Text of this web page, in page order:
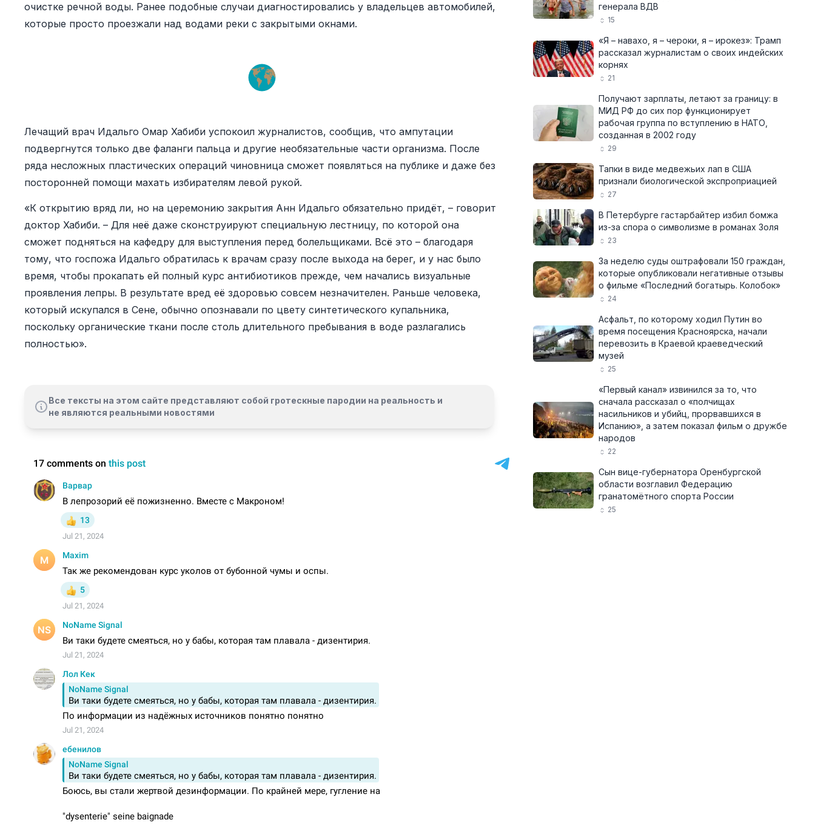
очистке речной воды. Ранее подобные случаи диагностировались у владельцев автомобилей,
которые просто проезжали над водами реки с закрытыми окнами.
Лечащий врач Идальго Омар Хабиби успокоил журналистов, сообщив, что ампутации
подвергнутся только две фаланги пальца и другие необязательные части организма. После
ряда несложных пластических операций чиновница сможет появляться на публике и даже без
посторонней помощи махать избирателям левой рукой.
«К открытию вряд ли, но на церемонию закрытия Анн Идальго обязательно придёт, – говорит
доктор Хабиби. – Для неё даже сконструируют специальную лестницу, по которой она
сможет подняться на кафедру для выступления перед болельщиками. Всё это – благодаря
тому, что госпожа Идальго обратилась к врачам сразу после выхода на берег, и у нас было
время, чтобы прокапать ей полный курс антибиотиков прежде, чем начались визуальные
проявления лепры. В результате вред её здоровью совсем незначителен. Раньше человека,
который искупался в Сене, обычно опознавали по цвету синтетического купальника,
поскольку органические ткани после столь длительного пребывания в воде разлагались
полностью».
Все тексты на этом сайте представляют собой гротескные пародии на реальность и
не являются реальными новостями
генерала ВДВ
15
«Я – навахо, я – чероки, я – ирокез»: Трамп
рассказал журналистам о своих индейских
корнях
21
Получают зарплаты, летают за границу: в
МИД РФ до сих пор функционирует
рабочая группа по вступлению в НАТО,
созданная в 2002 году
29
Тапки в виде медвежьих лап в США
признали биологической экспроприацией
27
В Петербурге гастарбайтер избил бомжа
из-за спора о символизме в романах Золя
23
За неделю суды оштрафовали 150 граждан,
которые опубликовали негативные отзывы
о фильме «Последний богатырь. Колобок»
24
Асфальт, по которому ходил Путин во
время посещения Красноярска, начали
перевозить в Краевой краеведческий
музей
25
«Первый канал» извинился за то, что
сначала рассказал о «полчищах
насильников и убийц, прорвавшихся в
Испанию», а затем показал фильм о дружбе
народов
22
Сын вице-губернатора Оренбургской
области возглавил Федерацию
гранатомётного спорта России
25